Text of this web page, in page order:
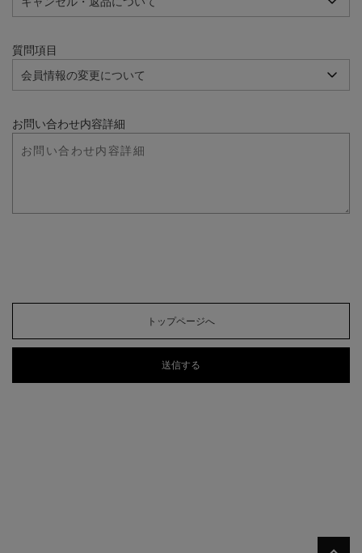
質問項目
お問い合わせ内容詳細
トップページへ